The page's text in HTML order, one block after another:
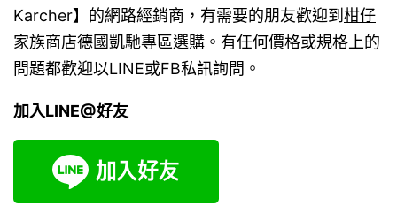
Karcher】的網路經銷商，有需要的朋友歡迎到 柑仔
家族商店德國凱馳專區選購。有任何價格或規格上的
問題都歡迎以LINE或FB私訊詢問。
加入LINE@好友